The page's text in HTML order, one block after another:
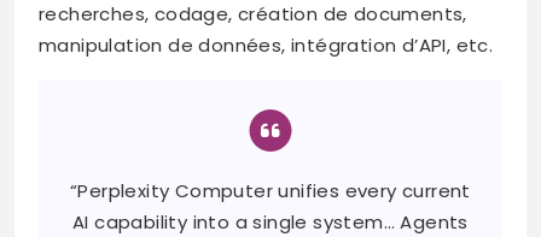
recherches, codage, création de documents,
manipulation de données, intégration d’API, etc.
“Perplexity Computer unifies every current
AI capability into a single system… Agents